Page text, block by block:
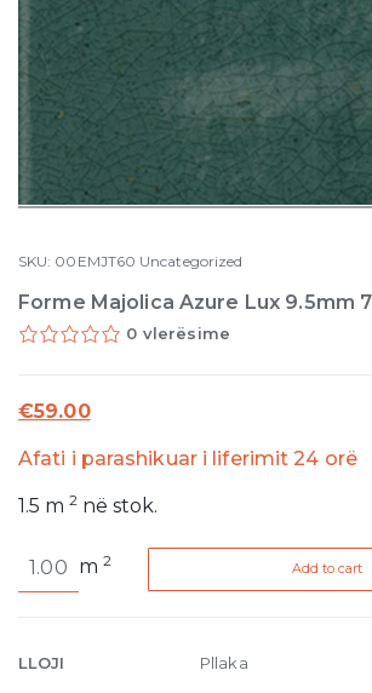
SKU: 00EMJT60 Uncategorized
Forme Majolica Azure Lux 9.5mm
0 vlerësime
€59.00
Afati i parashikuar i liferimit 24 orë
1.5 m2 në stok.
Majolica
9.5mm
m2 Add to cart
LLOJI Pllaka